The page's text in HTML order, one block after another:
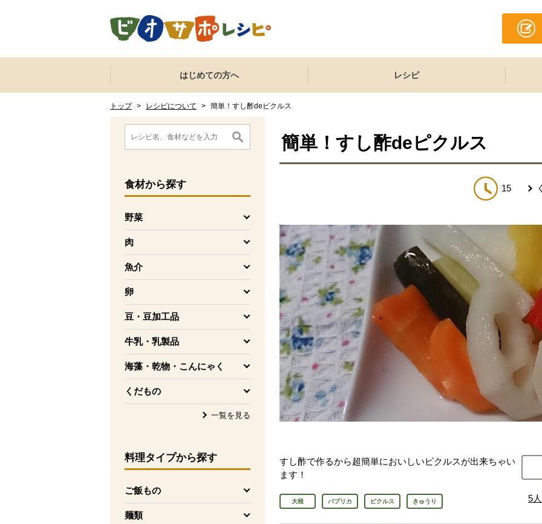
ここからサイト内共通メニューです。
サイト内共通メニューをスキップする
はじめての方へ レシピ
トップ > レシピについて > 簡単！すし酢deピクルス
ここから消費材検索メニューです。
食材から探す
野菜
を開く
肉
を開く
魚介
を開く
卵
を開く
豆・豆加工品
を開く
牛乳・乳製品
を開く
海藻・乾物・こんにゃく
を開く
くだもの
を開く
一覧を見る
料理タイプから探す
ご飯もの
を開く
麺類
を開く
消費材検索メニューここまで。
ここから本文です。
簡単！すし酢deピクルス
15
すし酢で作るから超簡単においしいピクルスが出来ちゃい
ます！
大根 パプリカ ピクルス きゅうり 5人